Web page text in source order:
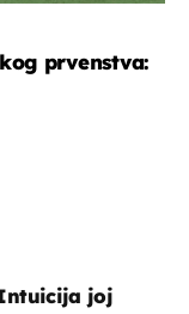
prvenstva:
joj